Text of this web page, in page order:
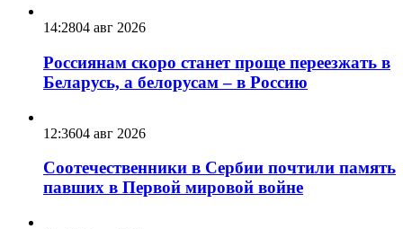
14:2804 авг 2026
Россиянам скоро станет проще переезжать в
Беларусь, а белорусам – в Россию
12:3604 авг 2026
Соотечественники в Сербии почтили память
павших в Первой мировой войне